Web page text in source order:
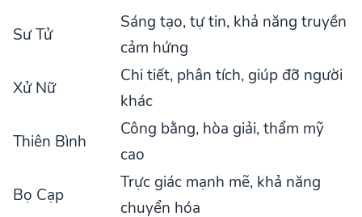
Sư Tử
Sáng tạo, tự tin, khả năng truyền
cảm hứng
Xử Nữ
Chi tiết, phân tích, giúp đỡ người
khác
Thiên Bình
Công bằng, hòa giải, thẩm mỹ
cao
Bọ Cạp
Trực giác mạnh mẽ, khả năng
chuyển hóa